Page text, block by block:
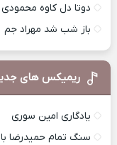
دوتا دل کاوه محمودی
باز شب شد مهراد جم
ریمیکس های
یادگاری امین سوری
سنگ تمام حمیدرضا